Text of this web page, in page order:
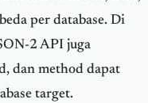
per database. Di
2 API juga
dan method dapat
target.